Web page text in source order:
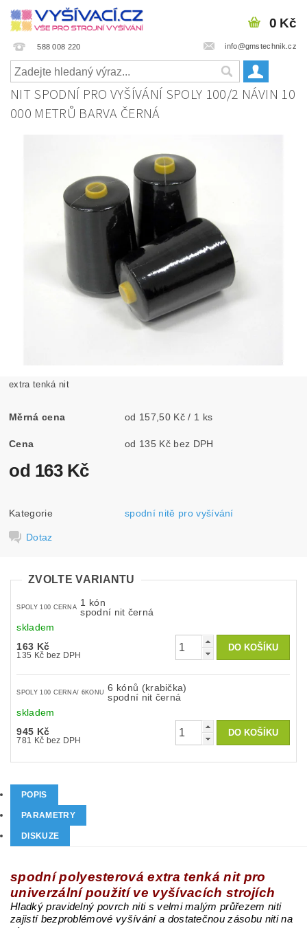
588 008 220 info@gmstechnik.cz
0 Kč
NIT SPODNÍ PRO VYŠÍVÁNÍ SPOLY 100/2 NÁVIN 10
000 METRŮ BARVA ČERNÁ
extra tenká nit
Měrná cena od 157,50 Kč / 1 ks
Cena od 135 Kč bez DPH
od 163 Kč
Kategorie spodní nitě pro vyšívání
Dotaz
ZVOLTE VARIANTU
SPOLY 100 CERNA 1 kón
spodní nit černá
skladem
163 Kč
135 Kč bez DPH
SPOLY 100 CERNA/ 6KONU
6 kónů (krabička)
spodní nit černá
skladem
945 Kč
781 Kč bez DPH
POPIS
PARAMETRY
DISKUZE
spodní polyesterová extra tenká nit pro
univerzální použití ve vyšívacích strojích
Hladký pravidelný povrch niti s velmi malým průřezem niti
zajistí bezproblémové vyšívání a dostatečnou zásobu niti na